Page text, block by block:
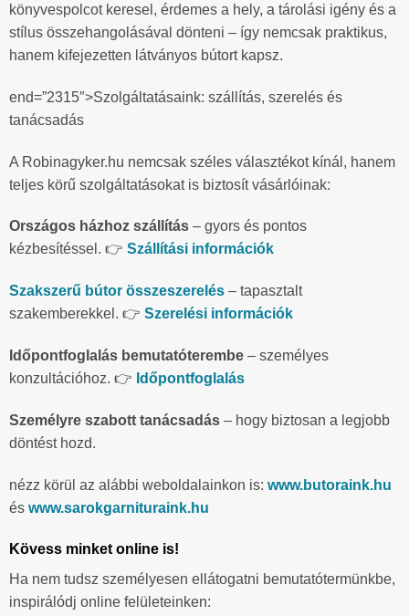
könyvespolcot keresel, érdemes a hely, a tárolási igény és a
stílus összehangolásával dönteni – így nemcsak praktikus,
hanem kifejezetten látványos bútort kapsz.
end=”2315″>Szolgáltatásaink: szállítás, szerelés és
tanácsadás
A Robinagyker.hu nemcsak széles választékot kínál, hanem
teljes körű szolgáltatásokat is biztosít vásárlóinak:
Országos házhoz szállítás – gyors és pontos
kézbesítéssel. 👉 Szállítási információk
Szakszerű bútor összeszerelés – tapasztalt
szakemberekkel. 👉 Szerelési információk
Időpontfoglalás bemutatóterembe – személyes
konzultációhoz. 👉 Időpontfoglalás
Személyre szabott tanácsadás – hogy biztosan a legjobb
döntést hozd.
nézz körül az alábbi weboldalainkon is: www.butoraink.hu
és www.sarokgarnituraink.hu
Kövess minket online is!
Ha nem tudsz személyesen ellátogatni bemutatótermünkbe,
inspirálódj online felületeinken: